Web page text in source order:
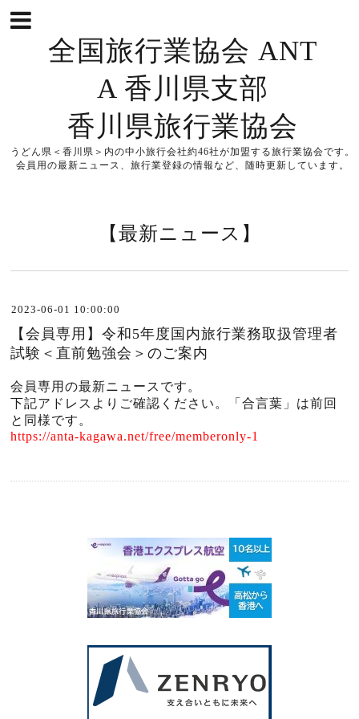
全国旅行業協会 ANT
A 香川県支部
香川県旅行業協会
うどん県＜香川県＞内の中小旅行会社約46社が加盟する旅行業協会です。
会員用の最新ニュース、旅行業登録の情報など、随時更新しています。
【最新ニュース】
2023-06-01 10:00:00
【会員専用】令和5年度国内旅行業務取扱管理者
試験＜直前勉強会＞のご案内
会員専用の最新ニュースです。
下記アドレスよりご確認ください。「合言葉」は前回
と同様です。
https://anta-kagawa.net/free/memberonly-1